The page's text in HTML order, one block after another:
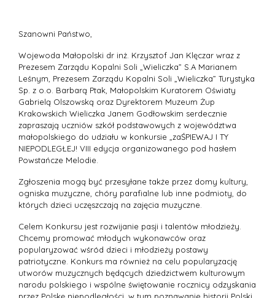
Szanowni Państwo,
Wojewoda Małopolski dr inż. Krzysztof Jan Klęczar wraz z
Prezesem Zarządu Kopalni Soli „Wieliczka” S.A Marianem
Leśnym, Prezesem Zarządu Kopalni Soli „Wieliczka” Turystyka
Sp. z o.o. Barbarą Ptak, Małopolskim Kuratorem Oświaty
Gabrielą Olszowską oraz Dyrektorem Muzeum Żup
Krakowskich Wieliczka Janem Godłowskim serdecznie
zapraszają uczniów szkół podstawowych z województwa
małopolskiego do udziału w konkursie „zaŚPIEWAJ I TY
NIEPODLEGŁEJ! VIII edycja organizowanego pod hasłem
Powstańcze Melodie.
Zgłoszenia mogą być przesyłane także przez domy kultury,
ogniska muzyczne, chóry parafialne lub inne podmioty, do
których dzieci uczęszczają na zajęcia muzyczne.
Celem Konkursu jest rozwijanie pasji i talentów młodzieży.
Chcemy promować młodych wykonawców oraz
popularyzować wśród dzieci i młodzieży postawy
patriotyczne. Konkurs ma również na celu popularyzację
utworów muzycznych będących dziedzictwem kulturowym
narodu polskiego i wspólne świętowanie rocznicy odzyskania